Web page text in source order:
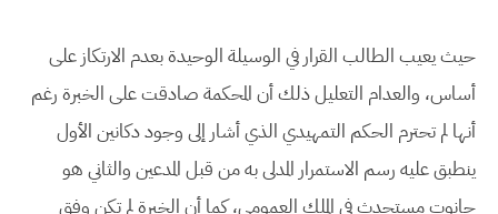
حيث يعيب الطالب القرار في الوسيلة الوحيدة بعدم الارتكاز على
أساس، والعدام التعليل ذلك أن المحكمة صادقت على الخبرة رغم
أنها لم تحترم الحكم التمهيدي الذي أشار إلى وجود دكانين الأول
ينطبق عليه رسم الاستمرار المدلى به من قبل المدعين والثاني هو
حانوت مستحدث في الملك العمومي، كما أن الخبرة لم تكن وفق